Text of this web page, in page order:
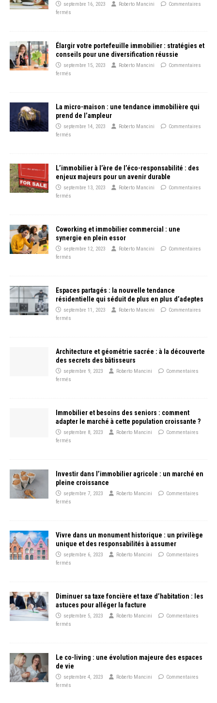
septembre 16, 2023 Roberto Mancini
Commentaires
fermés
Élargir votre portefeuille immobilier : stratégies et
conseils pour une diversification réussie
septembre 15, 2023 Roberto Mancini
Commentaires
fermés
La micro-maison : une tendance immobilière qui
prend de l’ampleur
septembre 14, 2023 Roberto Mancini
Commentaires
fermés
L’immobilier à l’ère de l’éco-responsabilité : des
enjeux majeurs pour un avenir durable
septembre 13, 2023 Roberto Mancini
Commentaires
fermés
Coworking et immobilier commercial : une
synergie en plein essor
septembre 12, 2023 Roberto Mancini
Commentaires
fermés
Espaces partagés : la nouvelle tendance
résidentielle qui séduit de plus en plus d’adeptes
septembre 11, 2023 Roberto Mancini
Commentaires
fermés
Architecture et géométrie sacrée : à la découverte
des secrets des bâtisseurs
septembre 9, 2023 Roberto Mancini
Commentaires
fermés
Immobilier et besoins des seniors : comment
adapter le marché à cette population croissante ?
septembre 8, 2023 Roberto Mancini
Commentaires
fermés
Investir dans l’immobilier agricole : un marché en
pleine croissance
septembre 7, 2023 Roberto Mancini
Commentaires
fermés
Vivre dans un monument historique : un privilège
unique et des responsabilités à assumer
septembre 6, 2023 Roberto Mancini
Commentaires
fermés
Diminuer sa taxe foncière et taxe d’habitation : les
astuces pour alléger la facture
septembre 5, 2023 Roberto Mancini
Commentaires
fermés
Le co-living : une évolution majeure des espaces
de vie
septembre 4, 2023 Roberto Mancini
Commentaires
fermés